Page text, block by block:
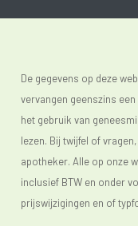
De gegevens op deze
vervangen geenszins
het gebruik van
lezen. Bij twijfel of
apotheker. Alle op onze
inclusief BTW en onder
prijswijzigingen en of